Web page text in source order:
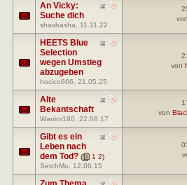
An Vicky:
Suche dich
shashasha , 11.11.22
von
HEETS Blue
Selection
wegen Umstieg
abzugeben
hocico666 , 21.05.25
von
Alte
Bekantschaft
Warrior180 , 22.08.17
von
Gibt es ein
Leben nach
dem Tod? ( 1 2)
SetchMo , 12.06.15